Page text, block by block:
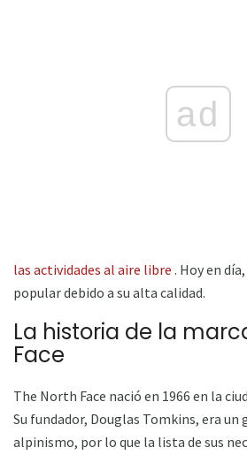
ad
las actividades al aire libre . Hoy en
popular debido a su alta calidad.
La historia de la
Face
The North Face nació en 1966 en la
Su fundador, Douglas Tomkins, era un
alpinismo, por lo que la lista de sus